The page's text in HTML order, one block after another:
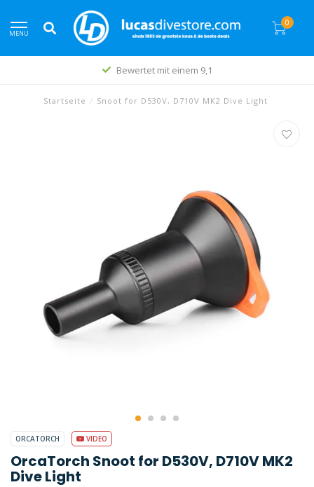
MENU
0
Bewertet mit einem 9,1
Startseite / Snoot for D530V, D710V MK2 Dive Light
ORCATORCH VIDEO
OrcaTorch Snoot for D530V, D710V MK2
Dive Light